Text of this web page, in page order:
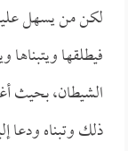
لكن من يسهل
فيطلقها
الشيطان، بحيث
ذلك وتبناه ودعا